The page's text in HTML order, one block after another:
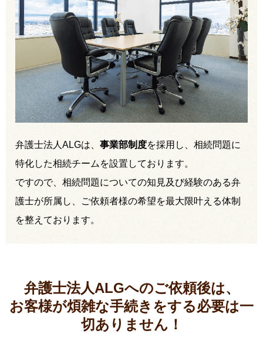
弁護士法人ALGは、 事業部制度を採用し、相続問題に
特化した相続チームを設置しております。
ですので、相続問題についての知見及び経験のある弁
護士が所属し、ご依頼者様の希望を最大限叶える体制
を整えております。
弁護士法人ALGへのご依頼後は、
お客様が煩雑な手続きをする必要は一
切ありません！